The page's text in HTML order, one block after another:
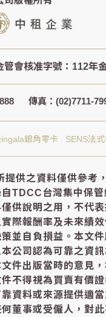
傳真：(02)7711-
銀角零卡 SENS法
提供之資料僅供參考
TDCC台灣集中保
供說明之用，不代
際報酬率及未來績
並自負損益。本文
公司認為可靠之資
件出版當時的意見
不得視為買賣有價
資料或來源提供適
董事或受僱人，對此